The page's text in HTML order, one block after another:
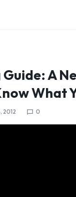
Guide: A
What
2012 0